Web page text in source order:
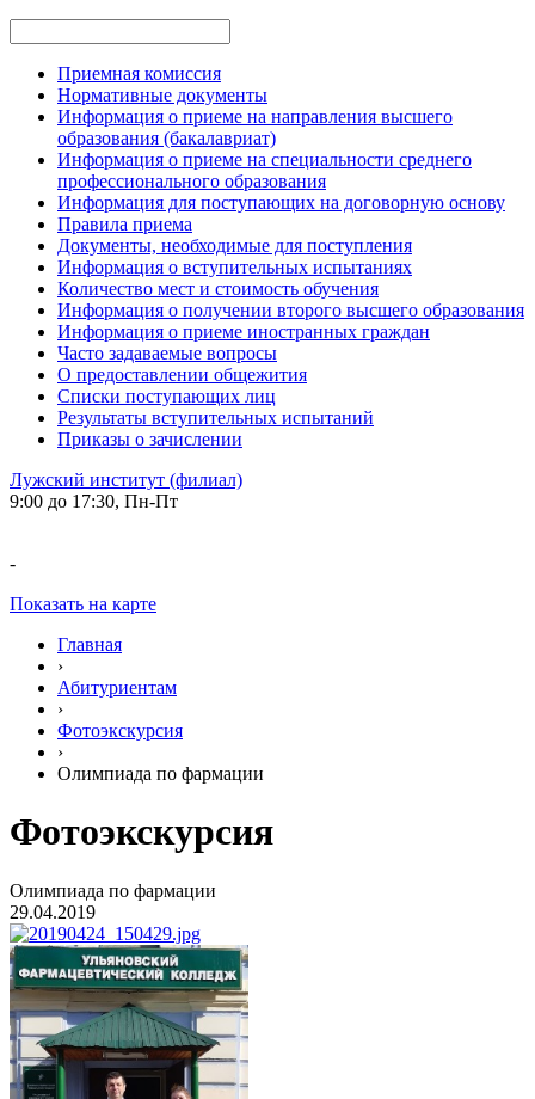
Приемная комиссия
Нормативные документы
Информация о приеме на направления высшего
образования (бакалавриат)
Информация о приеме на специальности среднего
профессионального образования
Информация для поступающих на договорную основу
Правила приема
Документы, необходимые для поступления
Информация о вступительных испытаниях
Количество мест и стоимость обучения
Информация о получении второго высшего образования
Информация о приеме иностранных граждан
Часто задаваемые вопросы
О предоставлении общежития
Списки поступающих лиц
Результаты вступительных испытаний
Приказы о зачислении
Лужский институт (филиал)
9:00 до 17:30, Пн-Пт
-
Показать на карте
Главная
›
Абитуриентам
›
Фотоэкскурсия
›
Олимпиада по фармации
Фотоэкскурсия
Олимпиада по фармации
29.04.2019